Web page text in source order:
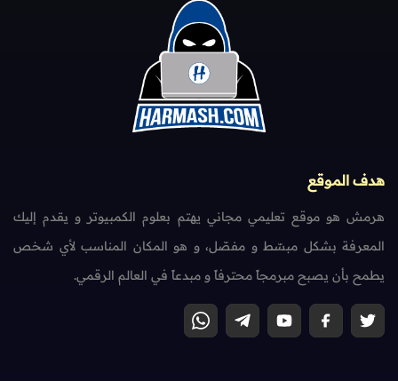
هدف الموقع
هرمش هو موقع تعليمي مجاني يهتم بعلوم الكمبيوتر و يقدم إليك
المعرفة بشكل مبسّط و مفصّل، و هو المكان المناسب لأي شخص
يطمح بأن يصبح مبرمجاً محترفاً و مبدعاً في العالم الرقمي.